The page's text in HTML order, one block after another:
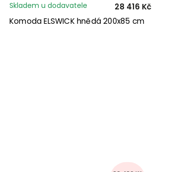
Komoda ELSWICK hnědá 200x85 cm
Skladem u dodavatele 28 416 Kč